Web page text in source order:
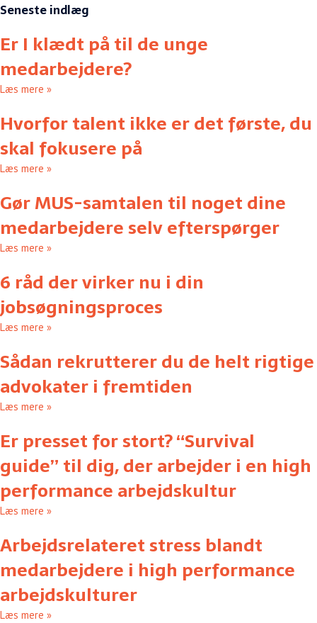
Seneste indlæg
Er I klædt på til de unge
medarbejdere?
Læs mere »
Hvorfor talent ikke er det første, du
skal fokusere på
Læs mere »
Gør MUS-samtalen til noget dine
medarbejdere selv efterspørger
Læs mere »
6 råd der virker nu i din
jobsøgningsproces
Læs mere »
Sådan rekrutterer du de helt rigtige
advokater i fremtiden
Læs mere »
Er presset for stort? “Survival
guide” til dig, der arbejder i en high
performance arbejdskultur
Læs mere »
Arbejdsrelateret stress blandt
medarbejdere i high performance
arbejdskulturer
Læs mere »